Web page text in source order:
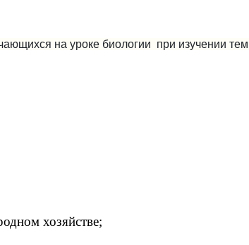
на уроке биологии при изучении
хозяйстве;